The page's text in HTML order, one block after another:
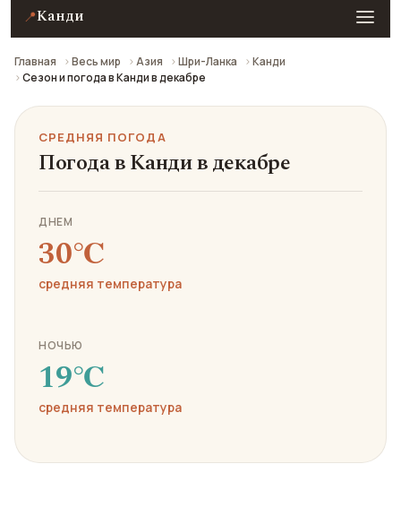
📍Канди
Главная Весь мир Азия Шри-Ланка
Канди
Сезон и погода в Канди в декабре
СРЕДНЯЯ ПОГОДА
Погода в Канди в декабре
ДНЕМ
30℃
средняя температура
НОЧЬЮ
19℃
средняя температура